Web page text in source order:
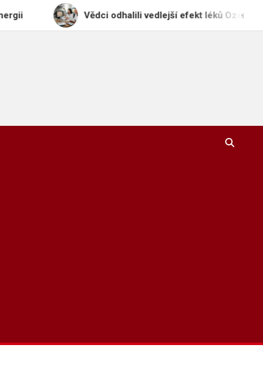
Vědci odhalili vedlejší efekt léků Ozempic a